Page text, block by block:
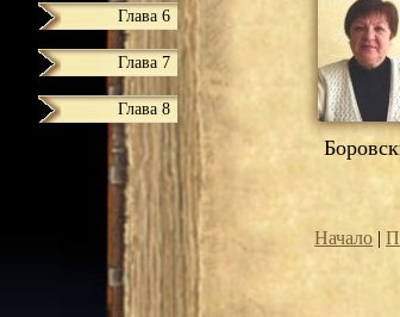
Глава 6
Глава 7
Глава 8
Начало |